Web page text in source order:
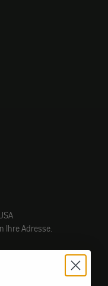
Ihre Adresse.